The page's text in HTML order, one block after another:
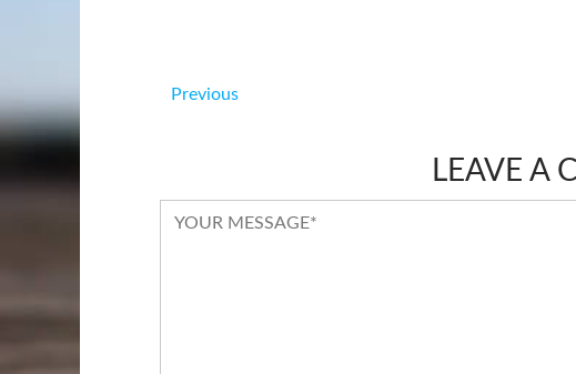
Previous
LEAVE A